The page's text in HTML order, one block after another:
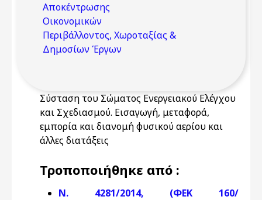
Αποκέντρωσης
Οικονομικών
Περιβάλλοντος, Χωροταξίας &
Δημοσίων Έργων
Σύσταση του Σώματος Ενεργειακού Ελέγχου
και Σχεδιασμού. Εισαγωγή, μεταφορά,
εμπορία και διανομή φυσικού αερίου και
άλλες διατάξεις
Τροποποιήθηκε από :
Ν. 4281/2014, (ΦΕΚ 160/